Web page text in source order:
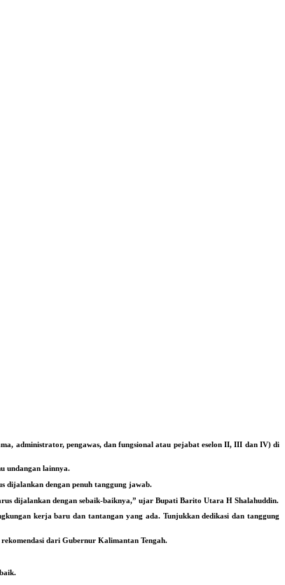
administrator, pengawas, dan fungsional atau pejabat eselon II, III dan IV) di
undangan lainnya.
dijalankan dengan penuh tanggung jawab.
dijalankan dengan sebaik-baiknya,” ujar Bupati Barito Utara H Shalahuddin.
kerja baru dan tantangan yang ada. Tunjukkan dedikasi dan tanggung
dari Gubernur Kalimantan Tengah.